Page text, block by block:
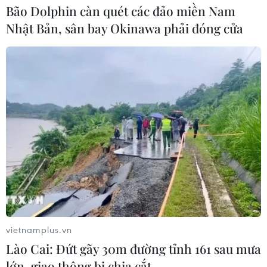
Châu Phi tận dụng lợi thế quang điện
cho ngành xe điện
Thiếu tài xế, khoảng 25-30% xe đầu
kéo phải nằm bãi
02/08/2026 09:42
Chiêm ngưỡng những mẫu
xe hiếm tại Triển lãm ProDvizhenie-
2026 ở Nga
31/07/2026 01:51
Bão Dolphin càn quét các đảo miền Nam
Nhật Bản, sân bay Okinawa phải đóng cửa
vietnamplus.vn
Lào Cai: Đứt gãy 30m đường tỉnh 161 sau mưa